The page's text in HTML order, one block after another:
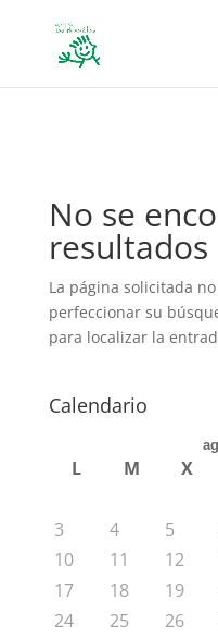
No se
resultados
La página solicitada
perfeccionar su
para localizar la
Calendario
L M X
3
4 5
10
11 12
17
18 19
24
25 26